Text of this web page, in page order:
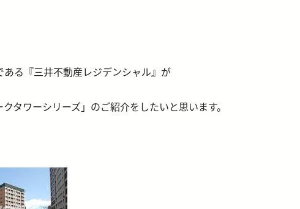
る『三井不動産レジデンシャル』が
タワーシリーズ」のご紹介をしたいと思います。